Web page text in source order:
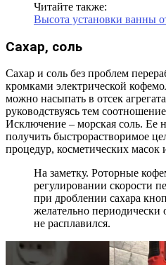
Читайте также:
Высота установки ванны
Сахар, соль
Сахар и соль без проблем
кромками электрической
можно насыпать в отсек
руководствуясь тем
Исключение – морская соль. Ее
получить быстрорастворимое
процедур, косметических масок
На заметку. Роторные
регулировании скорости
при дроблении сахара
желательно периодически
не расплавился.